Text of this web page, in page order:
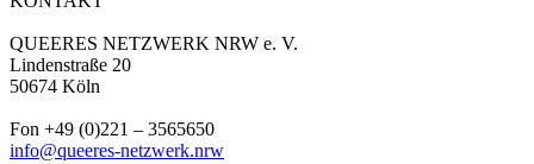
QUEERES NETZWERK NRW e. V.
Lindenstraße 20
50674 Köln
Fon +49 (0)221 – 3565650
info@queeres-netzwerk.nrw